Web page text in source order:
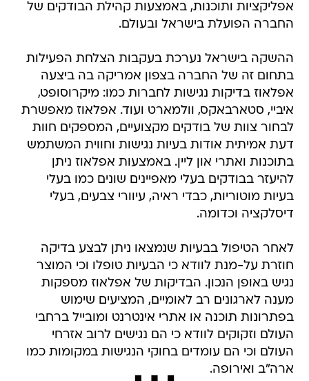
אפליקציות ותוכנות, באמצעות קהילת הבודקים של
החברה הפועלת בישראל ובעולם.
ההשקה בישראל נערכת בעקבות הצלחת הפעילות
בתחום זה של החברה בצפון אמריקה בה ביצעה
אפלאוז בדיקות נגישות לחברות כמו: מיקרוסופט,
איביי, סטארבאקס, וולמארט ועוד. אפלאוז מאפשרת
לבחור צוות של בודקים מקצועיים, המספקים חוות
דעת אמיתית אודות בעיות נגישות וחווית המשתמש
בתוכנות ואתרי און ליין. באמצעות אפלאוז ניתן
להיעזר בבודקים בעלי מאפיינים שונים כמו בעלי
בעיות מוטוריות, כבדי ראיה, עיוורי צבעים, בעלי
דיסלקציה וכדומה.
לאחר הטיפול בבעיות שנמצאו ניתן לבצע בדיקה
חוזרת על-מנת לוודא כי הבעיות טופלו וכי המוצר
נגיש באופן הנכון. הבדיקות של אפלאוז מספקות
מענה לארגונים רב לאומיים, המציעים שימוש
בפתרונות תוכנה או אתרי אינטרנט ומובייל ברחבי
העולם וזקוקים לוודא כי הם נגישים לרוב אזרחי
העולם וכי הם עומדים בחוקי הנגישות במקומות כמו
ארה"ב ואירופה.